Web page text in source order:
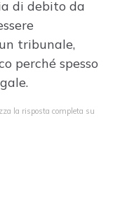
di debito da
tribunale,
perché spesso
la risposta completa su